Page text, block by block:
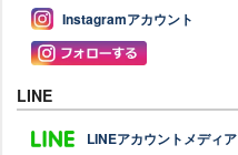
Instagramアカウント
LINE
LINEアカウントメディア